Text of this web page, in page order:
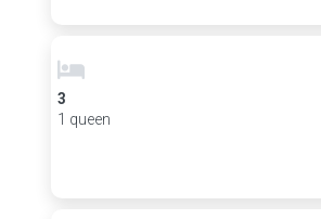
3
1 queen